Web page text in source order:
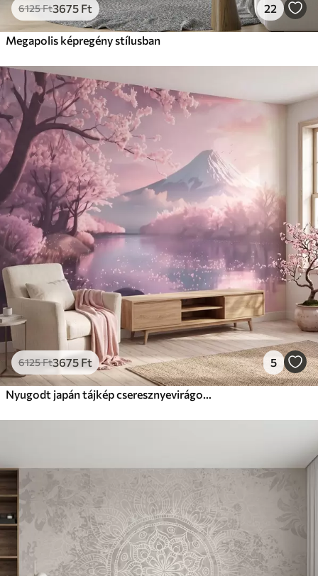
6125Ft3675 Ft 22
Megapolis képregény stílusban
6125Ft3675 Ft 5
Nyugodt japán tájkép cseresznyevirágokkal és egy hegyi tóval napkeltekor